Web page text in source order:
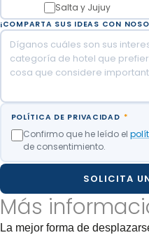
Salta y Jujuy
¡COMPARTA SUS IDEAS CON
POLÍTICA DE PRIVACIDAD *
Confirmo que he leído el
de consentimiento.
SOLICITA
Más
La mejor forma de